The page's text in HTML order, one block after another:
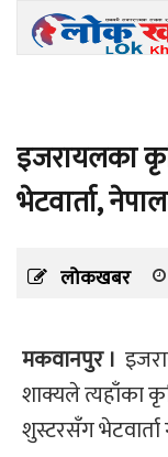
इजरायलका
भेटवार्ता,
लोकखबर
मकवानपुर ।
शाक्यले त्यहाँका
शुस्टरसँग